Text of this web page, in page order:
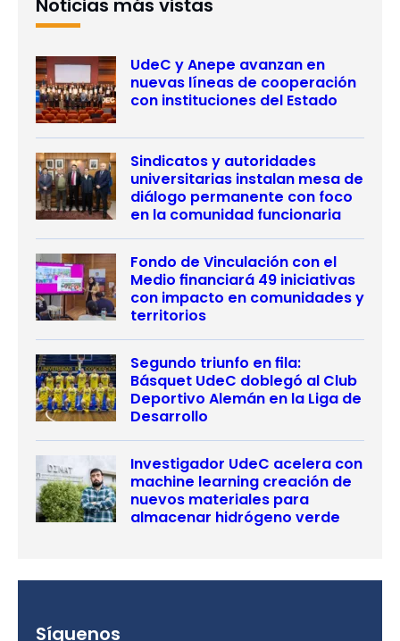
Noticias más vistas
UdeC y Anepe avanzan en
nuevas líneas de cooperación
con instituciones del Estado
Sindicatos y autoridades
universitarias instalan mesa de
diálogo permanente con foco
en la comunidad funcionaria
Fondo de Vinculación con el
Medio financiará 49 iniciativas
con impacto en comunidades y
territorios
Segundo triunfo en fila:
Básquet UdeC doblegó al Club
Deportivo Alemán en la Liga de
Desarrollo
Investigador UdeC acelera con
machine learning creación de
nuevos materiales para
almacenar hidrógeno verde
Síguenos